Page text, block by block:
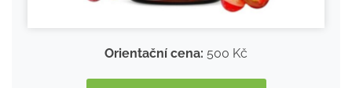
Orientační cena: 500 Kč